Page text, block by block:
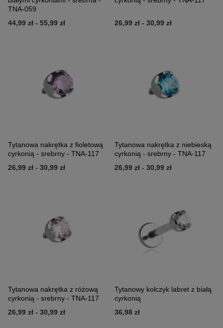
TNA-059
44,99 zł - 55,99 zł 26,99 zł - 30,99 zł
Tytanowa nakrętka z fioletową
cyrkonią - srebrny - TNA-117
26,99 zł - 30,99 zł
Tytanowa nakrętka z niebieską
cyrkonią - srebrny - TNA-117
26,99 zł - 30,99 zł
Tytanowa nakrętka z różową
cyrkonią - srebrny - TNA-117
26,99 zł - 30,99 zł
Tytanowy kolczyk labret z białą
cyrkonią
36,98 zł